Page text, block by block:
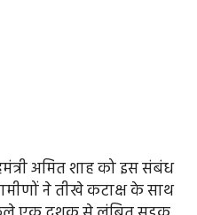
अमित शाह को इस संबंध
ने तीखे कटाक्ष के साथ